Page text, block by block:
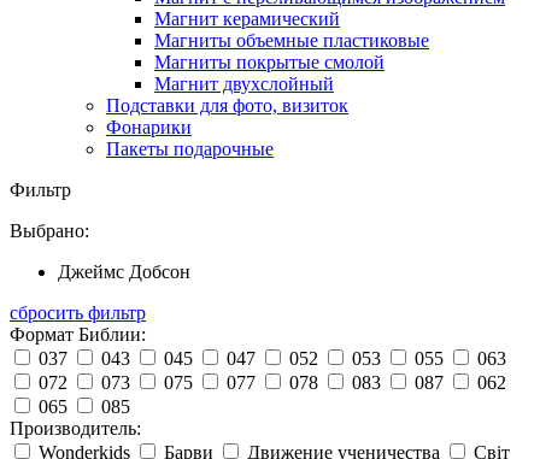
Магнит керамический
Магниты объемные пластиковые
Магниты покрытые смолой
Магнит двухслойный
Подставки для фото, визиток
Фонарики
Пакеты подарочные
Фильтр
Выбрано:
Джеймс Добсон
сбросить фильтр
Формат Библии:
037
043 045 047 052 053 055
063
072
073 075 077 078 083 087
062
065
085
Производитель:
Wonderkids
Барви Движение ученичества Світ